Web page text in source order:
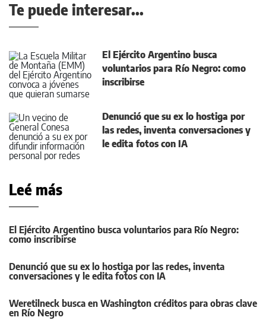
Te puede interesar...
El Ejército Argentino busca
voluntarios para Río Negro: como
inscribirse
Denunció que su ex lo hostiga por
las redes, inventa conversaciones y
le edita fotos con IA
Leé más
El Ejército Argentino busca voluntarios para Río Negro:
como inscribirse
Denunció que su ex lo hostiga por las redes, inventa
conversaciones y le edita fotos con IA
Weretilneck busca en Washington créditos para obras clave
en Río Negro